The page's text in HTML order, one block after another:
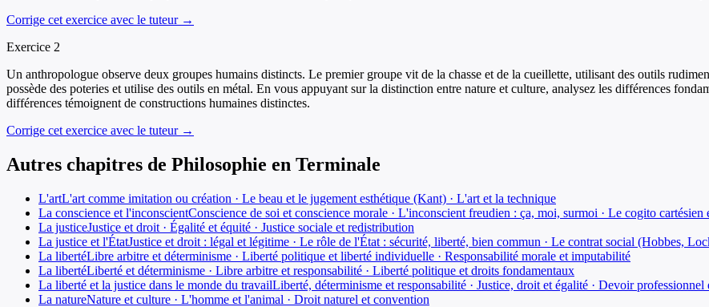
Corrige cet exercice avec le tuteur →
Exercice 2
Un anthropologue observe deux groupes humains distincts. Le premier groupe vit de la chasse et de la cueillette, utilisant des outils
possède des poteries et utilise des outils en métal. En vous appuyant sur la distinction entre nature et culture, analysez les différences
différences témoignent de constructions humaines distinctes.
Corrige cet exercice avec le tuteur →
Autres chapitres de Philosophie en Terminale
L'artL'art comme imitation ou création · Le beau et le jugement esthétique (Kant) · L'art et la technique
La conscience et l'inconscientConscience de soi et conscience morale · L'inconscient freudien : ça, moi, surmoi · Le cogito cartésien
La justiceJustice et droit · Égalité et équité · Justice sociale et redistribution
La justice et l'ÉtatJustice et droit : légal et légitime · Le rôle de l'État : sécurité, liberté, bien commun · Le contrat social (Hobbes,
La libertéLibre arbitre et déterminisme · Liberté politique et liberté individuelle · Responsabilité morale et imputabilité
La libertéLiberté et déterminisme · Libre arbitre et responsabilité · Liberté politique et droits fondamentaux
La liberté et la justice dans le monde du travailLiberté, déterminisme et responsabilité · Justice, droit et égalité · Devoir professionnel
La natureNature et culture · L'homme et l'animal · Droit naturel et convention